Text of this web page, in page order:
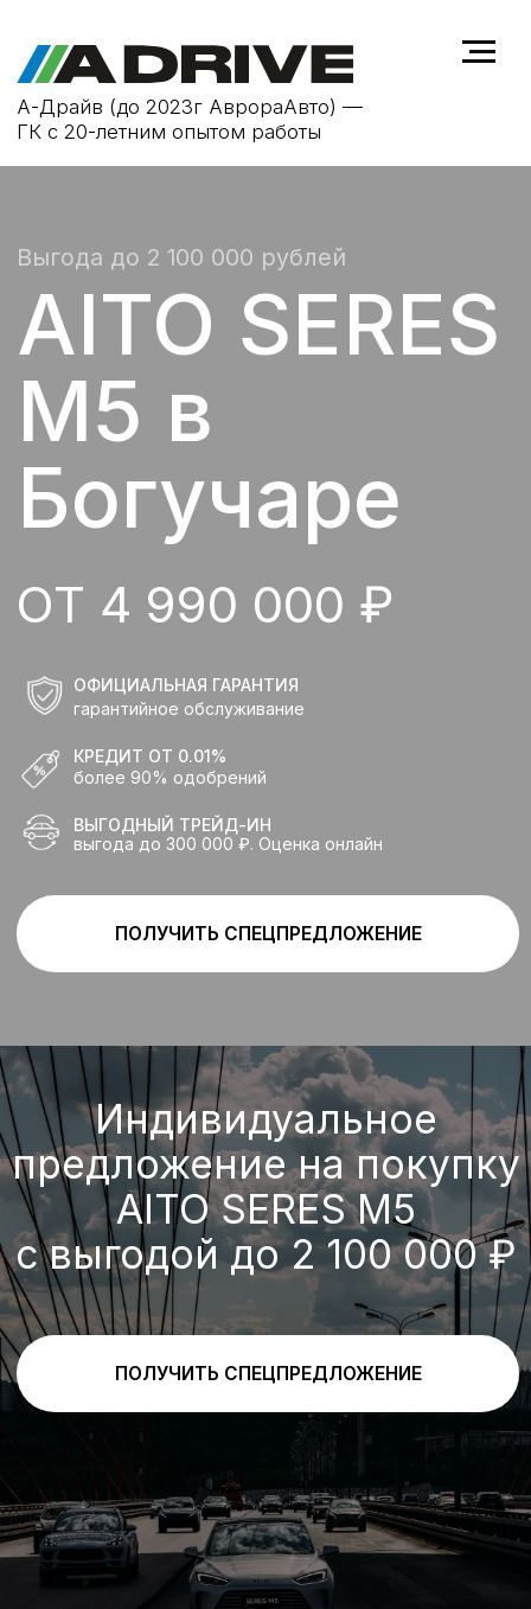
А-Драйв (до 2023г АврораАвто) —
AITO SERES
M5 в
Богучаре
ОТ 4 990 000 ₽
ОФИЦИАЛЬНАЯ ГАРАНТИЯ
гарантийное обслуживание
ВЫГОДНЫЙ ТРЕЙД-ИН
выгода до 300 000 ₽. Оценка онлайн
Индивидуальное
предложение на покупку
AITO SERES M5
с выгодой до 2 100 000 ₽
Выгода по трейд-ин
ПОЛУЧИТЬ ПРЕДЛОЖЕНИЕ
При покупке нового автомобиля и
стоимости старого с пробегом (трейд-
ин) предоставляется скидка
300 000 ₽